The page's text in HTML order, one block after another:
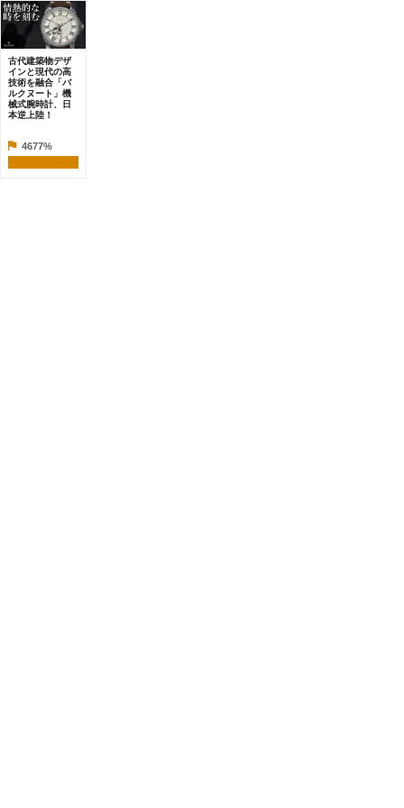
古代建築物デザ
インと現代の高
技術を融合「バ
ルクヌート」機
械式腕時計、日
本逆上陸！
4677%